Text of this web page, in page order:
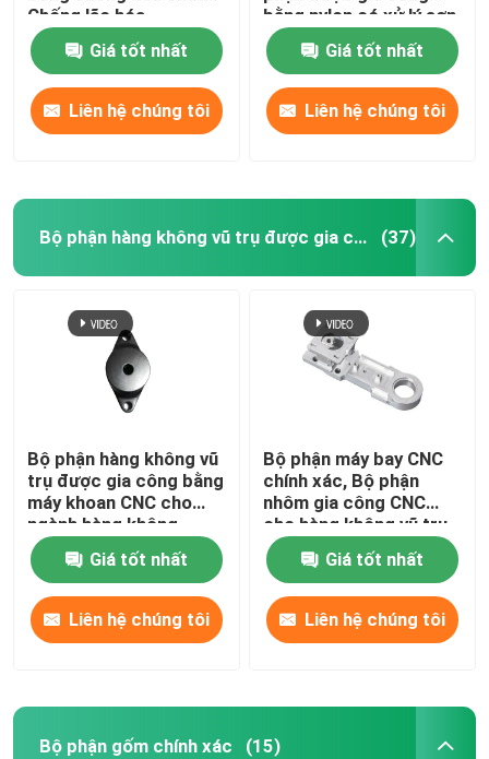
Chống lão hóa
Giá tốt nhất
Liên hệ chúng tôi
bằng nylon có xử lý sơn
kết cấu
Giá tốt nhất
Liên hệ chúng tôi
Bộ phận hàng không vũ trụ được gia công bằng máy CNC (37)
Bộ phận hàng không vũ
trụ được gia công bằng
máy khoan CNC cho
ngành hàng không
Giá tốt nhất
Liên hệ chúng tôi
Bộ phận máy bay CNC
chính xác, Bộ phận
nhôm gia công CNC
cho hàng không vũ trụ
Giá tốt nhất
Liên hệ chúng tôi
Bộ phận gốm chính xác (15)